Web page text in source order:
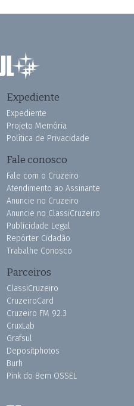
Expediente
Expediente
Projeto Memória
Política de Privacidade
Fale conosco
Fale com o Cruzeiro
Atendimento ao Assinante
Anuncie no Cruzeiro
Anuncie no ClassiCruzeiro
Publicidade Legal
Repórter Cidadão
Trabalhe Conosco
Parceiros
ClassiCruzeiro
CruzeiroCard
Cruzeiro FM 92.3
CruxLab
Grafsul
Depositphotos
Burh
Pink do Bem OSSEL